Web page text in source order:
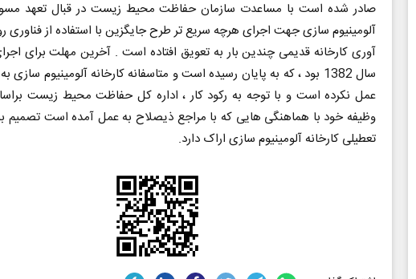
صادر شده است با مساعدت سازمان حفاظت محیط زیست در قبال تعهد
آلومینیوم سازی جهت اجرای هرچه سریع تر طرح جایگزین با استفاده از فناوری
آوری کارخانه قدیمی چندین بار به تعویق افتاده است . آخرین مهلت برای
سال 1382 بود ، که به پایان رسیده است و متاسفانه کارخانه آلومینیوم
عمل نکرده است و با توجه به رکود کار ، اداره کل حفاظت محیط زیست
وظیفه خود با هماهنگی هایی که با مراجع ذیصلاح به عمل آمده است تصمیم
تعطیلی کارخانه آلومینیوم سازی اراک دارد.